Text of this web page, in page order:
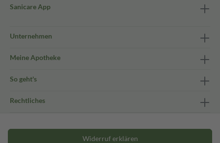
Sanicare App
Unternehmen
Meine Apotheke
So geht's
Rechtliches
Widerruf erklären